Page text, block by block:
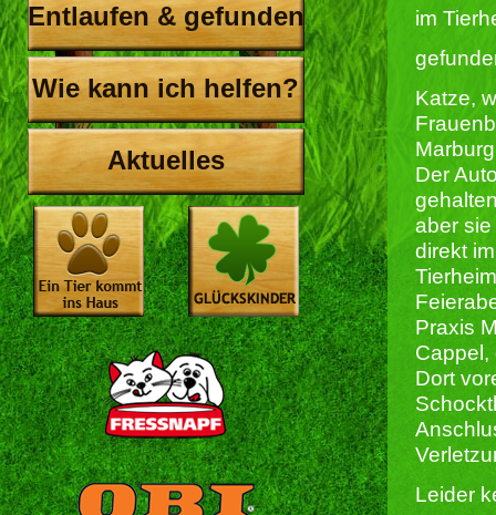
Entlaufen & gefunden
Wie kann ich helfen?
Aktuelles
im
Katze,
Der
aber
direkt
Praxis
Cappel,
Dort
Leider